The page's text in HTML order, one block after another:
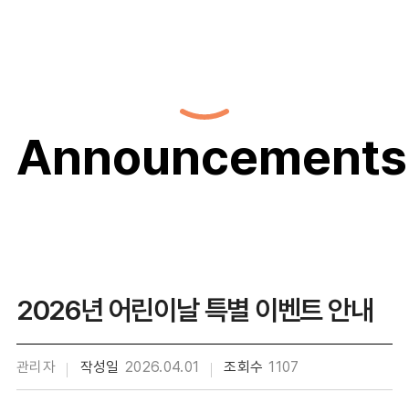
Announcements
2026년 어린이날 특별 이벤트 안내
관리자 작성일 2026.04.01 조회수 1107